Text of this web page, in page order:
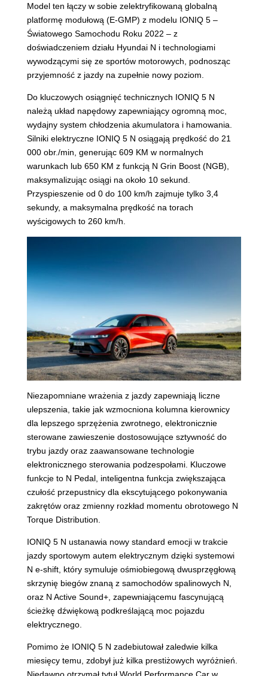
Model ten łączy w sobie zelektryfikowaną globalną
platformę modułową (E-GMP) z modelu IONIQ 5 –
Światowego Samochodu Roku 2022 – z
doświadczeniem działu Hyundai N i technologiami
wywodzącymi się ze sportów motorowych, podnosząc
przyjemność z jazdy na zupełnie nowy poziom.
Do kluczowych osiągnięć technicznych IONIQ 5 N
należą układ napędowy zapewniający ogromną moc,
wydajny system chłodzenia akumulatora i hamowania.
Silniki elektryczne IONIQ 5 N osiągają prędkość do 21
000 obr./min, generując 609 KM w normalnych
warunkach lub 650 KM z funkcją N Grin Boost (NGB),
maksymalizując osiągi na około 10 sekund.
Przyspieszenie od 0 do 100 km/h zajmuje tylko 3,4
sekundy, a maksymalna prędkość na torach
wyścigowych to 260 km/h.
Niezapomniane wrażenia z jazdy zapewniają liczne
ulepszenia, takie jak wzmocniona kolumna kierownicy
dla lepszego sprzężenia zwrotnego, elektronicznie
sterowane zawieszenie dostosowujące sztywność do
trybu jazdy oraz zaawansowane technologie
elektronicznego sterowania podzespołami. Kluczowe
funkcje to N Pedal, inteligentna funkcja zwiększająca
czułość przepustnicy dla ekscytującego pokonywania
zakrętów oraz zmienny rozkład momentu obrotowego N
Torque Distribution.
IONIQ 5 N ustanawia nowy standard emocji w trakcie
jazdy sportowym autem elektrycznym dzięki systemowi
N e-shift, który symuluje ośmiobiegową dwusprzęgłową
skrzynię biegów znaną z samochodów spalinowych N,
oraz N Active Sound+, zapewniającemu fascynującą
ścieżkę dźwiękową podkreślającą moc pojazdu
elektrycznego.
Pomimo że IONIQ 5 N zadebiutował zaledwie kilka
miesięcy temu, zdobył już kilka prestiżowych wyróżnień.
Niedawno otrzymał tytuł World Performance Car w